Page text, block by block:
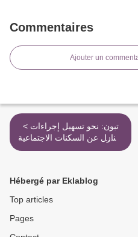
Commentaires
Ajouter un
< تبون: نحو تسهيل إجراءات
التنازل عن السكنات الاجتماعية
التابعة للدولة
Hébergé par Eklablog
Top articles
Pages